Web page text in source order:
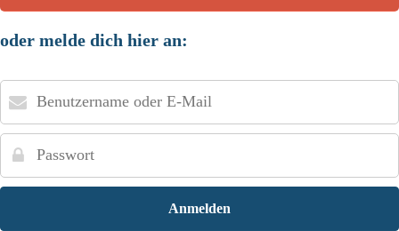
oder melde dich hier an:
oder
E-
Mail